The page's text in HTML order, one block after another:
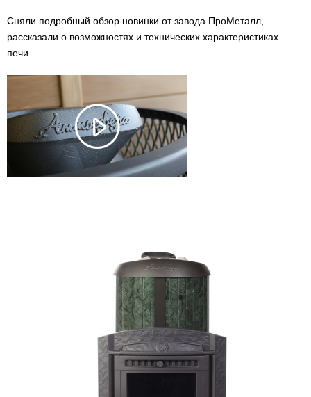
Сняли подробный обзор новинки от завода ПроМеталл,
рассказали о возможностях и технических характеристиках
печи.